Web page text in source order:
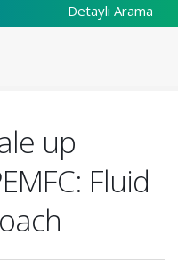
Detaylı Arama
up
Fluid